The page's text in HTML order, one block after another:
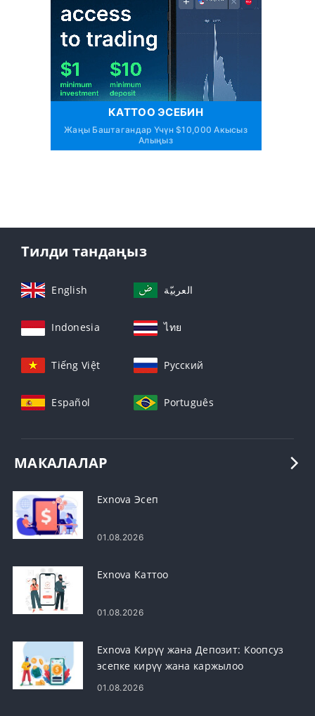
КАТТОО ЭСЕБИН
Жаңы Баштагандар Үчүн $10,000 Акысыз
Алыңыз
Тилди тандаңыз
English العربيّة
Indonesia ไทย
Tiếng Việt Русский
Español Português
МАКАЛАЛАР
Exnova Эсеп
01.08.2026
Exnova Каттоо
01.08.2026
Exnova Кирүү жана Депозит: Коопсуз
эсепке кирүү жана каржылоо
01.08.2026